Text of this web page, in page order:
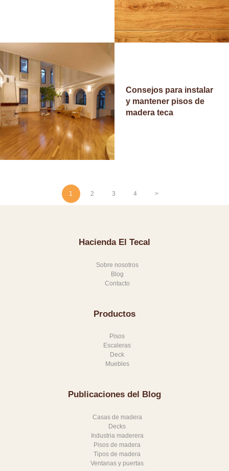
Consejos para instalar
y mantener pisos de
madera teca
PAGE
1 PAGE
2 PAGE
3 PAGE
4 >
Hacienda El Tecal
Sobre nosotros
Blog
Contacto
Productos
Pisos
Escaleras
Deck
Muebles
Publicaciones del Blog
Casas de madera
Decks
Industria maderera
Pisos de madera
Tipos de madera
Ventanas y puertas